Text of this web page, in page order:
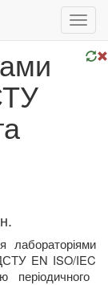
лабораторіями
EN ISO/IEC
періодичного